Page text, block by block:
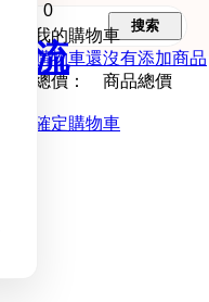
0
我的購物車
購物車還沒有添加商品
總價： 商品總價
確定購物車
搜索